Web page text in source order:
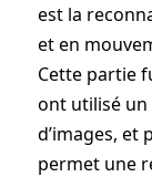
est la
et en
Cette partie
ont utilisé un
d’images, et
permet une